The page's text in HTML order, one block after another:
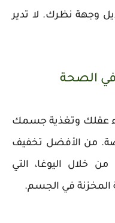
وجهة نظرك. لا تدير
في الصحة
عقلك وتغذية جسمك
من الأفضل تخفيف
خلال اليوغا، التي
المخزنة في الجسم.